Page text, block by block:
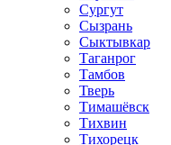
Сургут
Сызрань
Сыктывкар
Таганрог
Тамбов
Тверь
Тимашёвск
Тихвин
Тихорецк